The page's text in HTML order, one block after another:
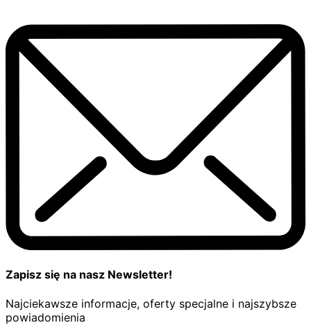
Zapisz się na nasz Newsletter!
Najciekawsze informacje, oferty specjalne i najszybsze
powiadomienia